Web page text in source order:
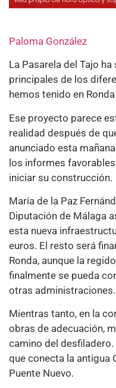
Paloma González
La Pasarela del Tajo
principales de los
hemos tenido en
Ese proyecto parece
realidad después de
anunciado esta
los informes
iniciar su construcción.
María de la Paz
Diputación de Málaga
esta nueva
euros. El resto será
Ronda, aunque la
finalmente se pueda
otras administraciones.
Mientras tanto, en la
obras de adecuación,
camino del desfiladero.
que conecta la antigua
Puente Nuevo.